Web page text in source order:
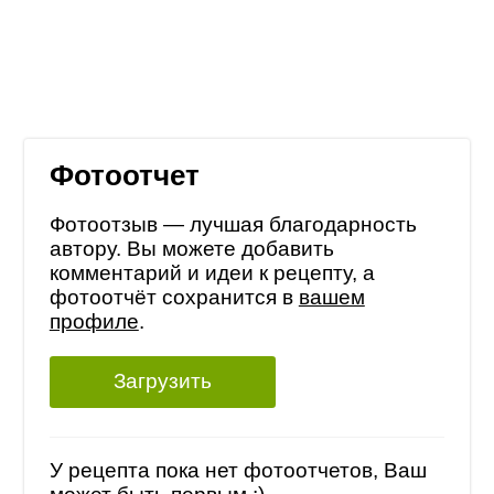
Фотоотчет
Фотоотзыв — лучшая благодарность
автору. Вы можете добавить
комментарий и идеи к рецепту, а
фотоотчёт сохранится в вашем
профиле.
Загрузить
У рецепта пока нет фотоотчетов, Ваш